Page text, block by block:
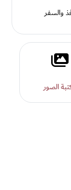
والسفر
الصور
الصور